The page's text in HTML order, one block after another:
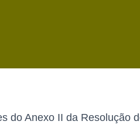
do Anexo II da Resolução